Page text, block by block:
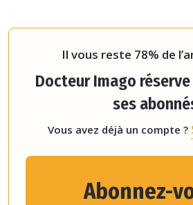
Il vous reste 78% de
Docteur Imago
ses
Vous avez déjà un compte ?
Abonnez-